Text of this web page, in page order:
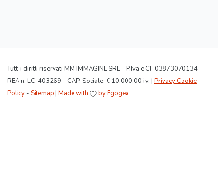
Tutti i diritti riservati MM IMMAGINE SRL - P.Iva e CF 03873070134 - -
REA n. LC-403269 - CAP. Sociale: € 10.000,00 i.v. | Privacy Cookie
Policy - Sitemap Made with by Egogea